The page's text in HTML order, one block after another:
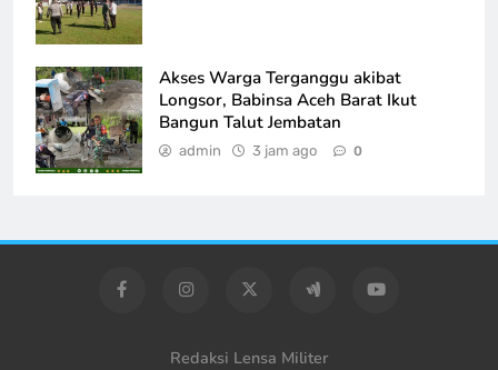
Akses Warga Terganggu akibat
Longsor, Babinsa Aceh Barat Ikut
Bangun Talut Jembatan
admin 3 jam ago 0
Redaksi Lensa Militer